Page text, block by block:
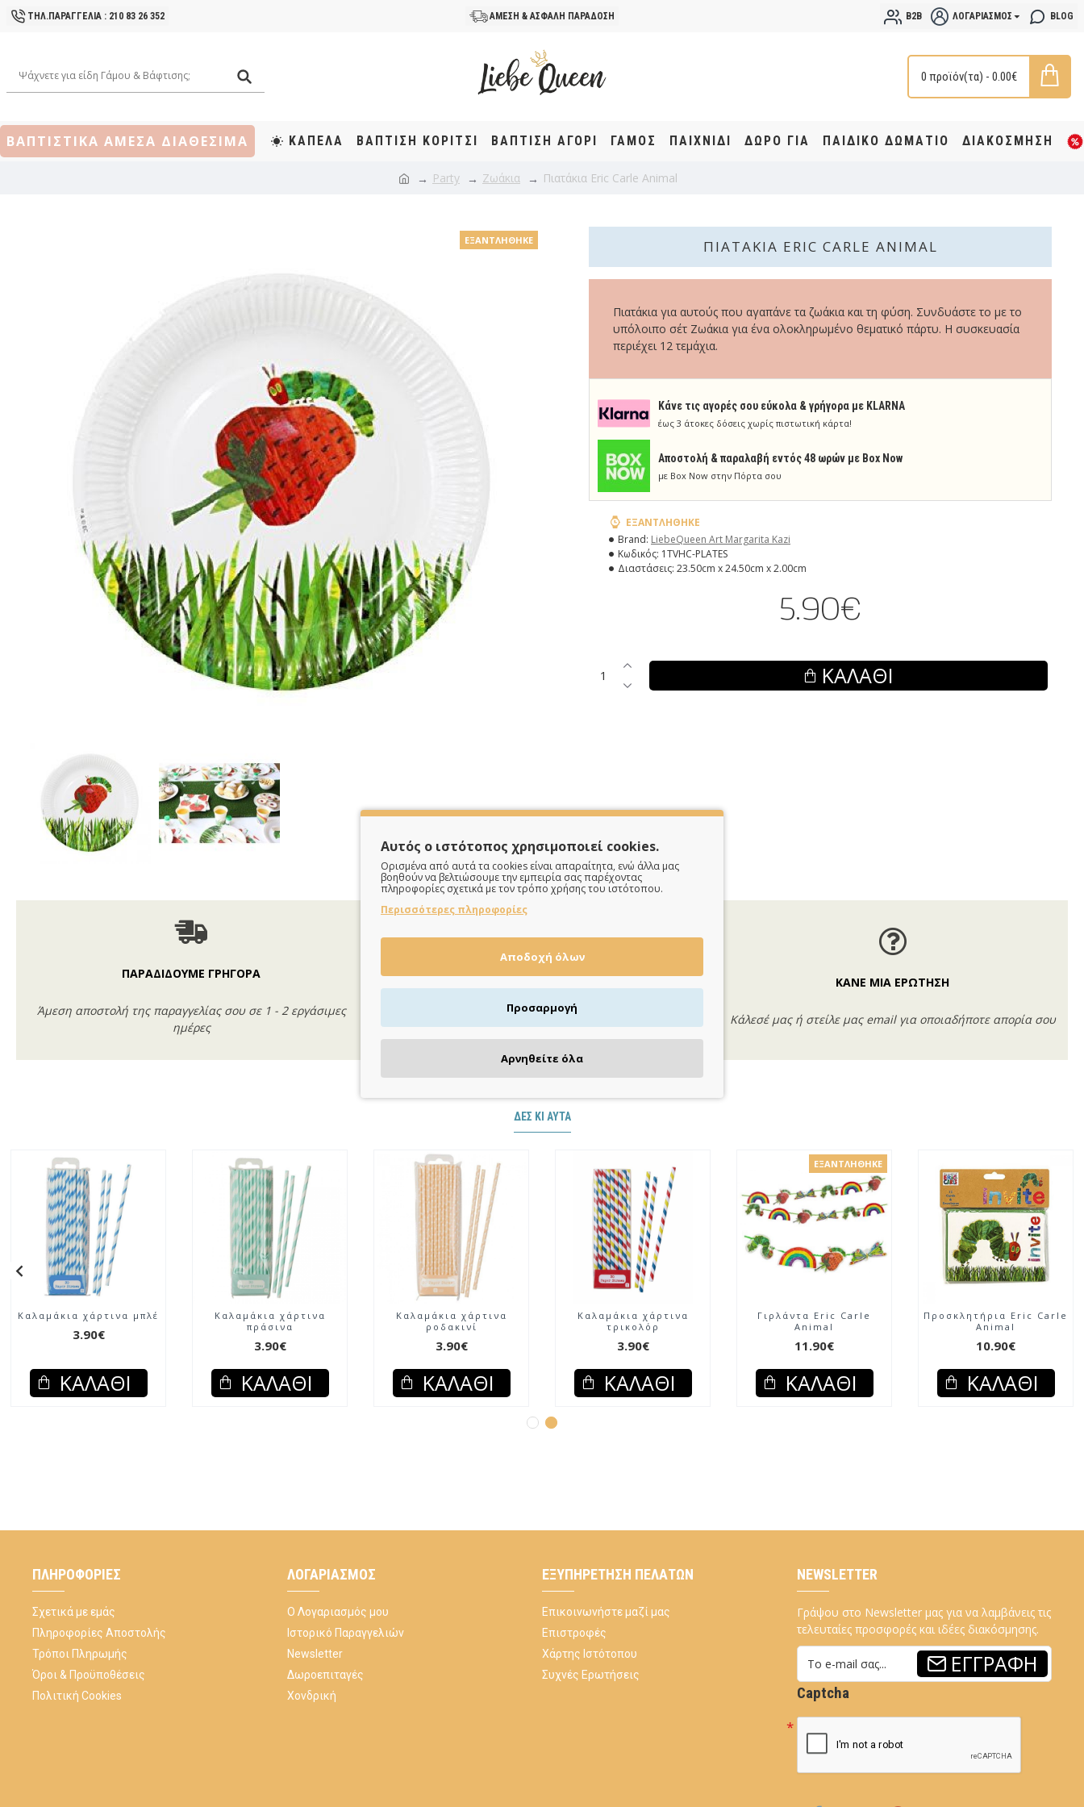
ΤΗΛ.ΠΑΡΑΓΓΕΛΙΑ : 210 83 26 352 ΑΜΕΣΗ & ΑΣΦΑΛΗ ΠΑΡΑΔΟΣΗ B2B ΛΟΓΑΡΙΑΣΜΌΣ BLOG
0 προϊόν(τα) - 0.00€
ΒΑΠΤΙΣΤΙΚΑ ΑΜΕΣΑ ΔΙΑΘΕΣΙΜΑ ΚΑΠΕΛΑ ΒΆΠΤΙΣΗ KOΡΊΤΣΙ ΒΆΠΤΙΣΗ ΑΓΌΡΙ ΓΑΜΟΣ ΠΑΙΧΝΙΔΙ ΔΩΡΟ ΓΙΑ ΠΑΙΔΙΚΟ ΔΩΜΑΤΙΟ ΔΙΑΚΟΣΜΗΣΗ
Party Ζωάκια Πιατάκια Eric Carle Animal
ΕΞΑΝΤΛΉΘΗΚΕ ΠΙΑΤΆΚΙΑ ERIC CARLE ANIMAL
Κάνε τις αγορές σου εύκολα & γρήγορα με KLARNA
έως 3 άτοκες δόσεις χωρίς πιστωτική κάρτα!
Aποστολή & παραλαβή εντός 48 ωρών με Box Now
με Box Now στην Πόρτα σου
Πιατάκια για αυτούς που αγαπάνε τα ζωάκια και τη φύση. Συνδυάστε το με το
υπόλοιπο σέτ Ζωάκια για ένα ολοκληρωμένο θεματικό πάρτυ. Η συσκευασία
περιέχει 12 τεμάχια.
ΕΞΑΝΤΛΉΘΗΚΕ
Brand: LiebeQueen Art Margarita Kazi
Κωδικός: 1TVHC-PLATES
Διαστάσεις: 23.50cm x 24.50cm x 2.00cm
5.90€
ΚΑΛΆΘΙ
ΠΑΡΑΔΙΔΟΥΜΕ ΓΡΗΓΟΡΑ
Άμεση αποστολή της παραγγελίας σου σε 1 - 2 εργάσιμες
ημέρες
Πιστωτική/χρεωστική κάρτα, αντικαταβολή ή κατάθεση
ΚΑΝΕ ΜΙΑ ΕΡΩΤΗΣΗ
Κάλεσέ μας ή στείλε μας email για οποιαδήποτε απορία σου
ΔΕΣ ΚΙ ΑΥΤΆ
Καλαμάκια χάρτινα μπλέ
3.90€
ΚΑΛΆΘΙ
Καλαμάκια χάρτινα
πράσινα
3.90€
ΚΑΛΆΘΙ
Καλαμάκια χάρτινα
ροδακινί
3.90€
ΚΑΛΆΘΙ
Καλαμάκια χάρτινα
τρικολόρ
3.90€
ΚΑΛΆΘΙ
ΕΞΑΝΤΛΉΘΗΚΕ
Γιρλάντα Eric Carle
Animal
11.90€
ΚΑΛΆΘΙ
Προσκλητήρια Eric Carle
Animal
10.90€
ΚΑΛΆΘΙ
ΠΛΗΡΟΦΟΡΊΕΣ
Σχετικά με εμάς
Πληροφορίες Αποστολής
Τρόποι Πληρωμής
Όροι & Προϋποθέσεις
Πολιτική Cookies
ΛΟΓΑΡΙΑΣΜΌΣ
Ο Λογαριασμός μου
Ιστορικό Παραγγελιών
Newsletter
Δωροεπιταγές
Χονδρική
ΕΞΥΠΗΡΈΤΗΣΗ ΠΕΛΑΤΏΝ
Επικοινωνήστε μαζί μας
Επιστροφές
Χάρτης Ιστότοπου
Συχνές Ερωτήσεις
NEWSLETTER
Γράψου στο Newsletter μας για να λαμβάνεις τις
τελευταίες προσφορές και ιδέες διακόσμησης.
ΕΓΓΡΑΦΉ
Captcha
Αυτός ο ιστότοπος χρησιμοποιεί cookies.
Ορισμένα από αυτά τα cookies είναι απαραίτητα, ενώ άλλα μας
βοηθούν να βελτιώσουμε την εμπειρία σας παρέχοντας
πληροφορίες σχετικά με τον τρόπο χρήσης του ιστότοπου.
Περισσότερες πληροφορίες
Αποδοχή όλων
Προσαρμογή
Αρνηθείτε όλα